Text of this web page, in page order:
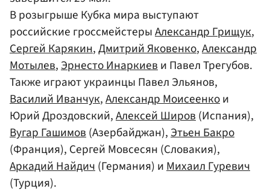
В розыгрыше Кубка мира выступают
российские гроссмейстерыАлександр Грищук,
Сергей Карякин,Дмитрий Яковенко,Александр
Мотылев,Эрнесто Инаркиеви Павел Трегубов.
Также играют украинцы Павел Эльянов,
Василий Иванчук,Александр Моисеенкои
Юрий Дроздовский,Алексей Широв(Испания),
Вугар Гашимов(Азербайджан),Этьен Бакро
(Франция), Сергей Мовсесян (Словакия),
Аркадий Найдич(Германия) иМихаил Гуревич
(Турция).